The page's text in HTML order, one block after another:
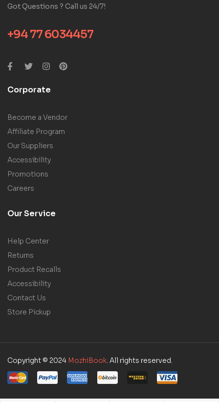
Got Questions ? Call us 24/7!
+94 77 6034457
Corporate
Become a Vendor
Affiliate Program
Our Suppliers
Accessibility
Promotions
Careers
Our Service
Help Center
Returns
Product Recalls
Accessibility
Contact Us
Store Pickup
Copyright © 2024 MozhiBook. All rights reserved.